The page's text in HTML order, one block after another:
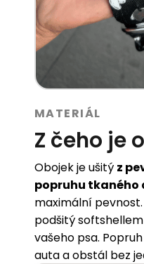
MATERIÁL
Z čeho je
Obojek je ušitý z
popruhu tkaného
maximální
podšitý
vašeho psa.
auta a obstál bez